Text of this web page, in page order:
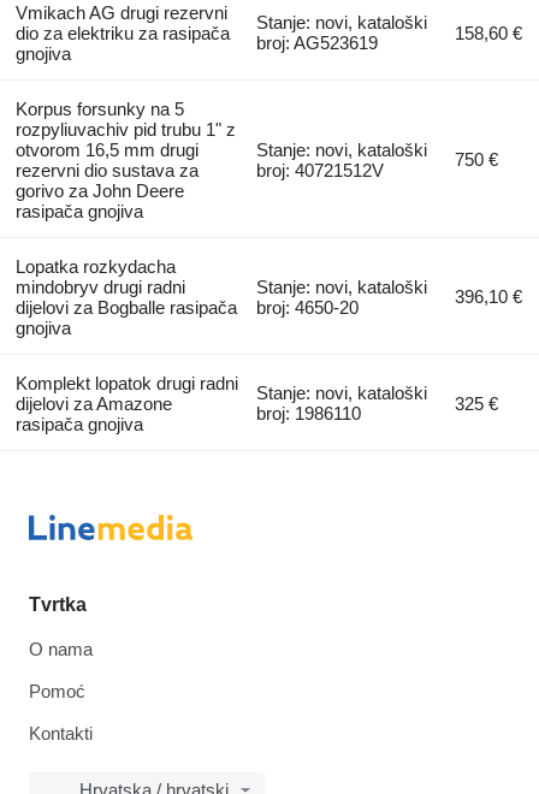
Vmikach AG drugi rezervni
dio za elektriku za rasipača
gnojiva
Stanje: novi, kataloški
broj: AG523619
158,60 €
Korpus forsunky na 5
rozpyliuvachiv pid trubu 1" z
otvorom 16,5 mm drugi
rezervni dio sustava za
gorivo za John Deere
rasipača gnojiva
Stanje: novi, kataloški
broj: 40721512V
750 €
Lopatka rozkydacha
mindobryv drugi radni
dijelovi za Bogballe rasipača
gnojiva
Stanje: novi, kataloški
broj: 4650-20
396,10 €
Komplekt lopatok drugi radni
dijelovi za Amazone
rasipača gnojiva
Stanje: novi, kataloški
broj: 1986110
325 €
Tvrtka
O nama
Pomoć
Kontakti
Hrvatska / hrvatski